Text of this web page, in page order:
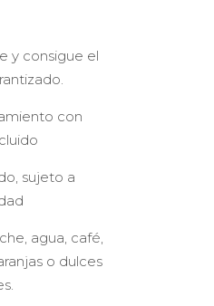
y consigue el
con
sujeto a
agua, café,
o dulces